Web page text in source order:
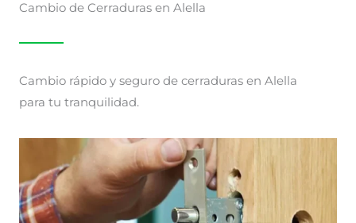
Cambio de Cerraduras en Alella
Cambio rápido y seguro de cerraduras en Alella
para tu tranquilidad.